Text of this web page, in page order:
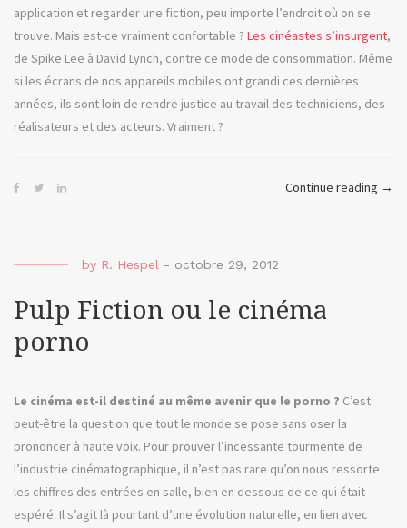
application et regarder une fiction, peu importe l’endroit où on se
trouve. Mais est-ce vraiment confortable ? Les cinéastes s’insurgent,
de Spike Lee à David Lynch, contre ce mode de consommation. Même
si les écrans de nos appareils mobiles ont grandi ces dernières
années, ils sont loin de rendre justice au travail des techniciens, des
réalisateurs et des acteurs. Vraiment ?
Continue reading « J’ai
→
by R. Hespel - octobre 29, 2012
Pulp Fiction ou le cinéma
porno
Le cinéma est-il destiné au même avenir que le porno ? C’est
peut-être la question que tout le monde se pose sans oser la
prononcer à haute voix. Pour prouver l’incessante tourmente de
l’industrie cinématographique, il n’est pas rare qu’on nous ressorte
les chiffres des entrées en salle, bien en dessous de ce qui était
espéré. Il s’agit là pourtant d’une évolution naturelle, en lien avec